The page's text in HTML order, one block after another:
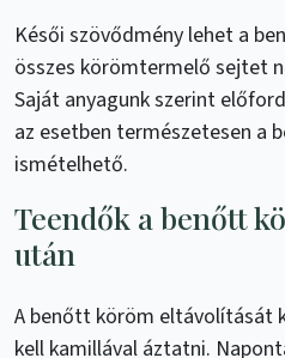
Késői szövődmény lehet a
összes körömtermelő sejtet
Saját anyagunk szerint
az esetben természetesen a
ismételhető.
Teendők a benőtt
után
A benőtt köröm eltávolítását
kell kamillával áztatni.